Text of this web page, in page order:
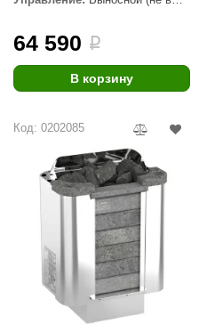
64 590 i
В корзину
Код: 0202085